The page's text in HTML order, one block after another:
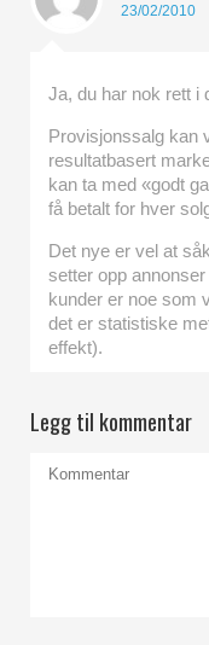
23/02/2010
Ja, du har nok rett i
Provisjonssalg kan
resultatbasert
kan ta med «godt
få betalt for hver
Det nye er vel at
setter opp
kunder er noe som
det er statistiske
effekt).
Legg til kommentar